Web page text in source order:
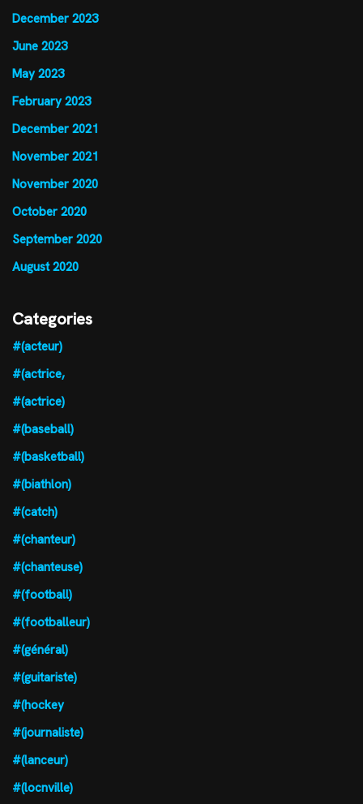
December 2023
June 2023
May 2023
February 2023
December 2021
November 2021
November 2020
October 2020
September 2020
August 2020
Categories
#(acteur)
#(actrice,
#(actrice)
#(baseball)
#(basketball)
#(biathlon)
#(catch)
#(chanteur)
#(chanteuse)
#(football)
#(footballeur)
#(général)
#(guitariste)
#(hockey
#(journaliste)
#(lanceur)
#(locnville)